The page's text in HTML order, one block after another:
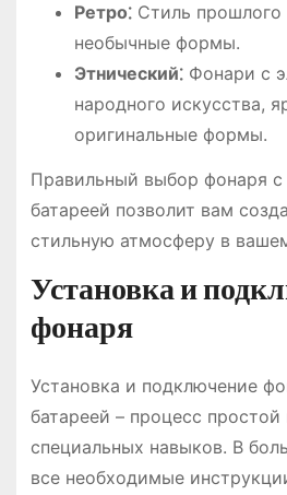
Ретро⁚Стиль прошлого
необычные формы.
Этнический⁚Фонари с
народного искусства,
оригинальные формы.
Правильный выбор фонаря с
батареей позволит вам
стильную атмосферу в
Установка и
фонаря
Установка и подключение
батареей – процесс простой
специальных навыков. В
все необходимые